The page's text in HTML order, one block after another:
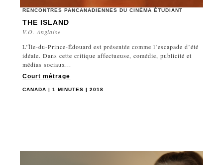
RENCONTRES PANCANADIENNES DU CINÉMA ÉTUDIANT
THE ISLAND
V.O. Anglaise
L’Île-du-Prince-Édouard est présentée comme l’escapade d’été
idéale. Dans cette critique affectueuse, comédie, publicité et
médias sociaux...
Court métrage
CANADA | 1 MINUTES | 2018